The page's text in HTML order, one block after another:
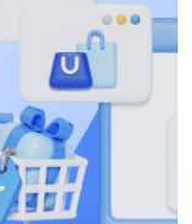
күшті